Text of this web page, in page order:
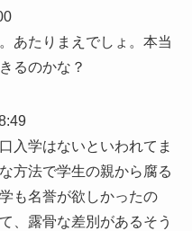
あたりまえでしょ。本当
るのかな？
入学はないといわれてま
方法で学生の親から腐る
も名誉が欲しかったの
、露骨な差別があるそう